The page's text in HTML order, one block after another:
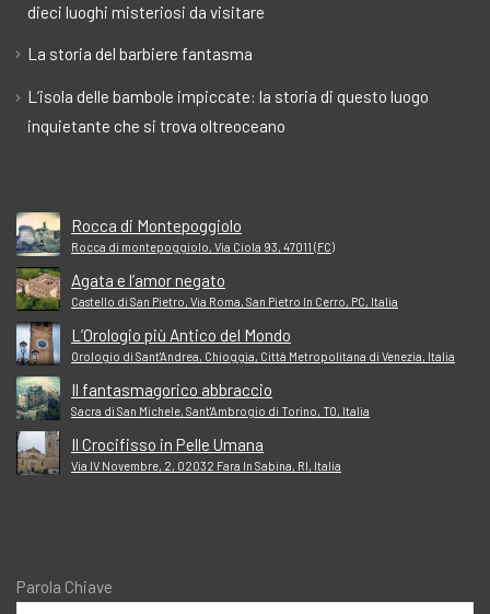
dieci luoghi misteriosi da visitare
La storia del barbiere fantasma
L’isola delle bambole impiccate: la storia di questo luogo
inquietante che si trova oltreoceano
Rocca di Montepoggiolo
Rocca di montepoggiolo, Via Ciola 93, 47011 (FC)
Agata e l’amor negato
Castello di San Pietro, Via Roma, San Pietro In Cerro, PC, Italia
L’Orologio più Antico del Mondo
Orologio di Sant'Andrea, Chioggia, Città Metropolitana di Venezia, Italia
Il fantasmagorico abbraccio
Sacra di San Michele, Sant'Ambrogio di Torino, TO, Italia
Il Crocifisso in Pelle Umana
Via IV Novembre, 2, 02032 Fara In Sabina, RI, Italia
Parola Chiave